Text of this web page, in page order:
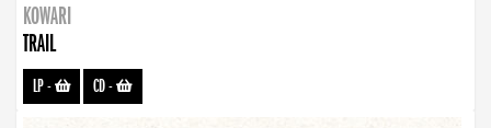
KOWARI
TRAIL
LP- CD-